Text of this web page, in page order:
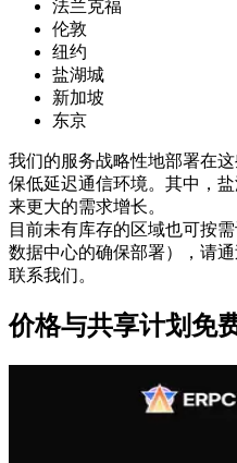
法兰克福
伦敦
纽约
盐湖城
新加坡
东京
我们的服务战略性地部署在
保低延迟通信环境。其中，
来更大的需求增长。
目前未有库存的区域也可按
数据中心的确保部署），请通
联系我们。
价格与共享计划免